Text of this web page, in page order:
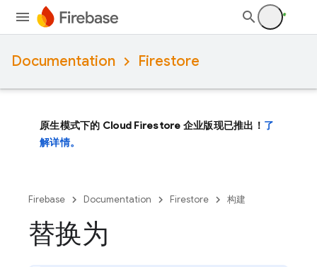
Documentation Firestore
原生模式下的 Cloud Firestore 企业版现已推出！ 了
解详情。
Firebase Documentation Firestore 构建
替换为